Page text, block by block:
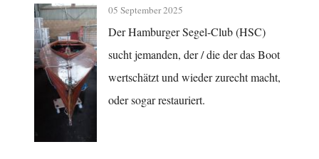
05 September 2025
Der Hamburger Segel-Club (HSC)
sucht jemanden, der / die der das Boot
wertschätzt und wieder zurecht macht,
oder sogar restauriert.